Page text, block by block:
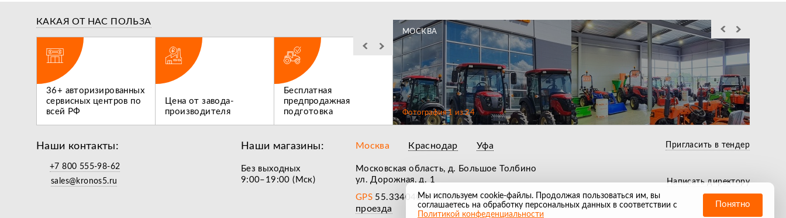
КАКАЯ ОТ НАС ПОЛЬЗА
36+ авторизированных
сервисных центров по
всей РФ
Цена от завода-
производителя
Бесплатная
предпродажная
подготовка
Льготное
послегарантийное
обслуживание
Лучшие условия по
кредиту и лизингу
Служба выездного
сервиса действующая
по всей РФ
МОСКВА
Фотография1 из24
Наши контакты:
+7 800 555-98-62
sales@kronos5.ru
Наши магазины: Москва Краснодар Уфа
Без выходных
9:00–19:00 (Мск)
Московская область, д. Большое Толбино
ул. Дорожная, д. 1
GPS 55.334040, 37.510996• Карта
проезда
Пригласить в тендер
Написать директору
Мы используем cookie-файлы. Продолжая пользоваться им, вы
соглашаетесь на обработку персональных данных в соответствии с
Политикой конфеденциальности
Понятно